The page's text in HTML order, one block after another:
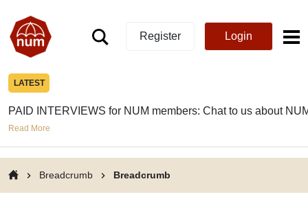
Register Login
LATEST
PAID INTERVIEWS for NUM members: Chat to us about
Read More
Breadcrumb Breadcrumb